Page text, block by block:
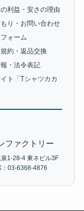
利益・安さの理由
り・お問い合わせ
ォーム
規約・返品交換
・法令表記
ト「Tシャツカカ
ファクトリー
1-28-4 東ネビル3F
03-6368-4876